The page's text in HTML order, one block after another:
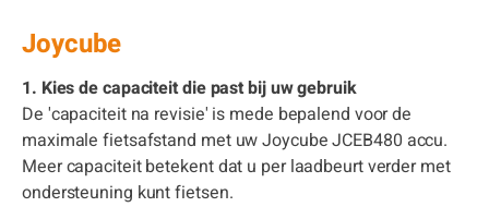
Joycube
1. Kies de capaciteit die past bij uw gebruik
De 'capaciteit na revisie' is mede bepalend voor de
maximale fietsafstand met uw Joycube JCEB480 accu.
Meer capaciteit betekent dat u per laadbeurt verder met
ondersteuning kunt fietsen.